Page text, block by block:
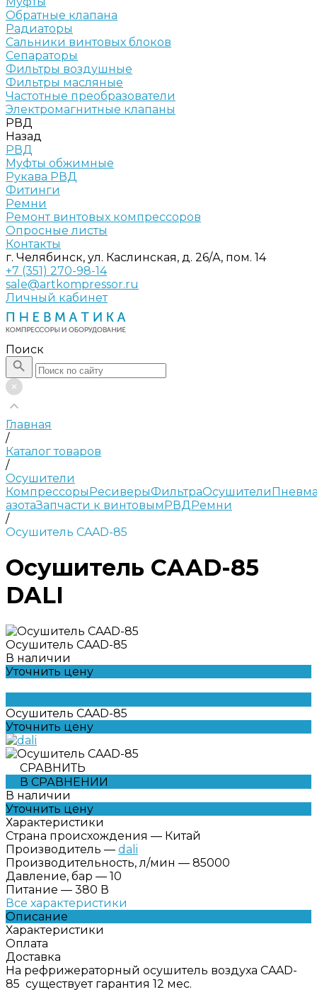
Обратные клапана
Радиаторы
Сальники винтовых блоков
Сепараторы
Фильтры воздушные
Фильтры масляные
Частотные преобразователи
Электромагнитные клапаны
РВД
Назад
РВД
Муфты обжимные
Рукава РВД
Фитинги
Ремни
Ремонт винтовых компрессоров
Опросные листы
Контакты
г. Челябинск, ул. Каслинская, д. 26/А, пом. 14
+7 (351) 270-98-14
sale@artkompressor.ru
Личный кабинет
Поиск
Главная
/
Каталог товаров
/
Осушители
КомпрессорыРесиверыФильтраОсушители
азотаЗапчасти к винтовымРВДРемни
/
Осушитель CAAD-85
Осушитель CAAD-85
DALI
Осушитель CAAD-85
В наличии
Уточнить цену
Осушитель CAAD-85
Уточнить цену
СРАВНИТЬ
В СРАВНЕНИИ
В наличии
Уточнить цену
Характеристики
Страна происхождения — Китай
Производитель — dali
Производительность, л/мин — 85000
Давление, бар — 10
Питание — 380 В
Все характеристики
Описание
Характеристики
Оплата
Доставка
На рефрижераторный осушитель воздуха CAAD-
85 существует гарантия 12 мес.